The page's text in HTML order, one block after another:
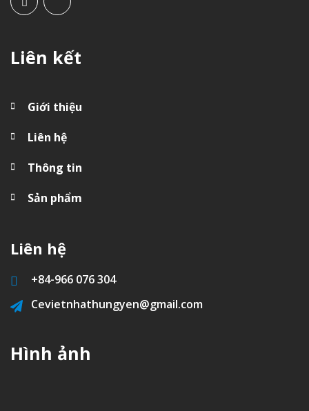
Liên kết
Giới thiệu
Liên hệ
Thông tin
Sản phẩm
Liên hệ
+84-966 076 304
Cevietnhathungyen@gmail.com
Hình ảnh